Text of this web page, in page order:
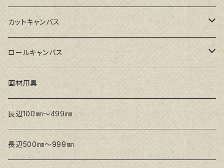
GAERA GLC(中目)
トークロ イエロー(中目)
トークロ 赤SP(中目)
Snow White SPC(中目)
Paulo木枠
ラワンパネル
シナパネル
カットキャンバス
GAERA F(中細目)
GAERA BA(中荒目)
Snow White SPC(中目)
Snow White SLA(中目)
ロールキャンバス
GAERA F(中細目) / BA(中荒目)
Snow White SLA(中目)
Snow White SLH(中太目)
画材用具
長辺100㎜～499㎜
長辺500㎜～999㎜